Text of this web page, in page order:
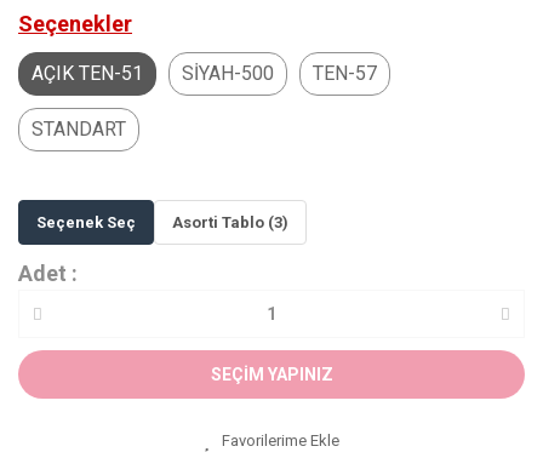
Seçenekler
AÇIK TEN-51 SİYAH-500 TEN-57
STANDART
Seçenek Seç Asorti Tablo (3)
Adet :
SEÇİM YAPINIZ